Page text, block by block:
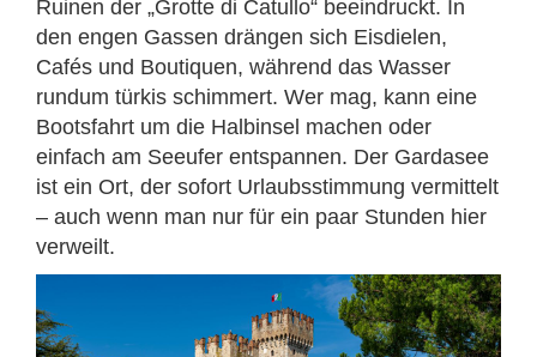
Ruinen der „Grotte di Catullo“ beeindruckt. In
den engen Gassen drängen sich Eisdielen,
Cafés und Boutiquen, während das Wasser
rundum türkis schimmert. Wer mag, kann eine
Bootsfahrt um die Halbinsel machen oder
einfach am Seeufer entspannen. Der Gardasee
ist ein Ort, der sofort Urlaubsstimmung vermittelt
– auch wenn man nur für ein paar Stunden hier
verweilt.